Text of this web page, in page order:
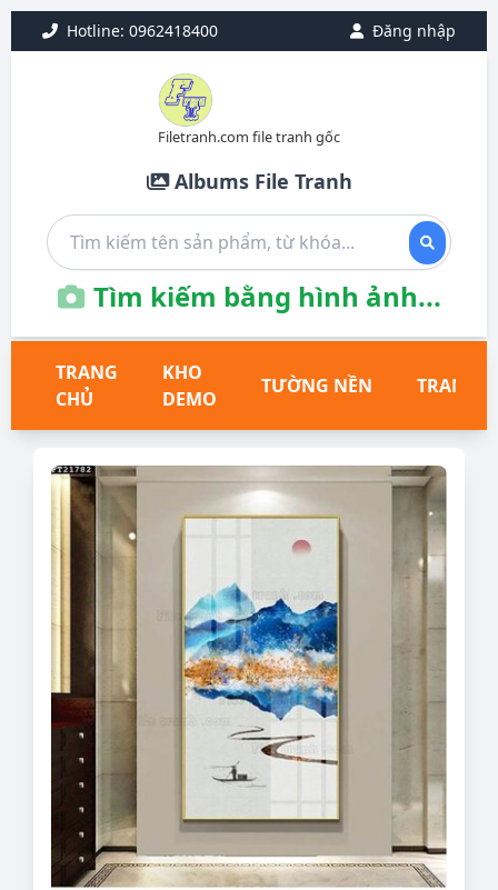
Hotline: 0962418400 Đăng nhập
Filetranh.com file tranh gốc
Albums File Tranh
Tìm kiếm bằng hình ảnh...
TRANG
CHỦ
KHO
DEMO
TƯỜNG NỀN TRANH